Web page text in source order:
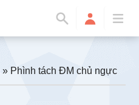
» Phình tách ĐM chủ ngực